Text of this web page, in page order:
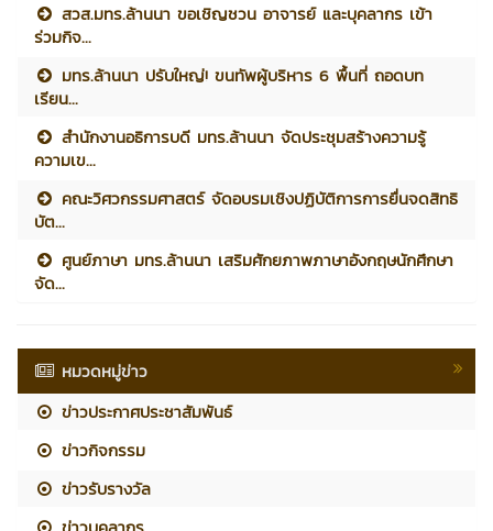
สวส.มทร.ล้านนา ขอเชิญชวน อาจารย์ และบุคลากร เข้า
ร่วมกิจ...
มทร.ล้านนา ปรับใหญ่! ขนทัพผู้บริหาร 6 พื้นที่ ถอดบท
เรียน...
สำนักงานอธิการบดี มทร.ล้านนา จัดประชุมสร้างความรู้
ความเข...
คณะวิศวกรรมศาสตร์ จัดอบรมเชิงปฏิบัติการการยื่นจดสิทธิ
บัต...
ศูนย์ภาษา มทร.ล้านนา เสริมศักยภาพภาษาอังกฤษนักศึกษา
จัด...
หมวดหมู่ข่าว
ข่าวประกาศประชาสัมพันธ์
ข่าวกิจกรรม
ข่าวรับรางวัล